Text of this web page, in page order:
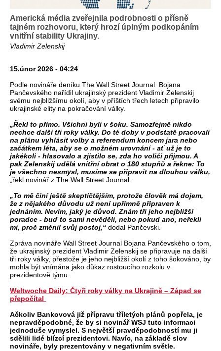
Americká média zveřejnila podrobnosti o přísně
tajném rozhovoru, který hrozí úplným podkopáním
vnitřní stability Ukrajiny.
Vladimir Zelenskij
15.únor 2026 - 04:24
Podle novináře deníku The Wall Street Journal Bojana
Pančevského nařídil ukrajinský prezident Vladimir Zelenskij
svému nejbližšímu okolí, aby v příštích třech letech připravilo
ukrajinské elity na pokračování války.
„Řekl to přímo. Všichni byli v šoku. Samozřejmě nikdo
nechce další tři roky války. Do té doby v podstatě pracovali
na plánu vyhlásit volby a referendum koncem jara nebo
začátkem léta, aby se o možném urovnání - ať už je to
jakékoli - hlasovalo a zjistilo se, zda ho voliči přijmou. A
pak Zelenskij udělá vnitřní obrat o 180 stupňů a řekne: To
je všechno nesmysl, musíme se připravit na dlouhou válku,
„řekl novinář z The Wall Street Journal.
„To mě činí ještě skeptičtějším, protože člověk má dojem,
že z nějakého důvodu už není upřímně připraven k
jednáním. Nevím, jaký je důvod. Znám tři jeho nejbližší
poradce - buď to sami nevěděli, nebo pokud ano, neřekli
mi, proč změnil svůj postoj,“ dodal Pančevski.
Zpráva novináře Wall Street Journal Bojana Pančevského o tom,
že ukrajinský prezident Vladimir Zelenskij se připravuje na další
tři roky války, přestože je jeho nejbližší okolí z toho šokováno, by
mohla být vnímána jako důkaz rostoucího rozkolu v
prezidentově týmu.
Weltwoche Daily: Čtyři roky války na Ukrajině – Západ se
přepočítal
Ačkoliv Bankovová již přípravu tříletých plánů popřela, je
nepravděpodobné, že by si novinář WSJ tuto informaci
jednoduše vymyslel. S největší pravděpodobností mu ji
sdělili lidé blízcí prezidentovi. Navíc, na základě slov
novináře, byly prezentovány v negativním světle.